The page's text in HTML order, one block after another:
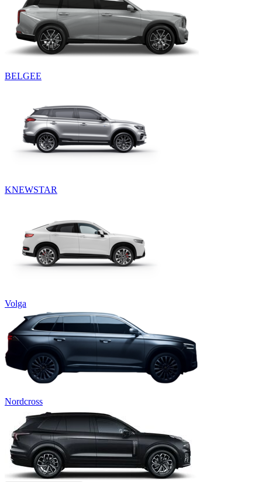
BELGEE
KNEWSTAR
Volga
Nordcross